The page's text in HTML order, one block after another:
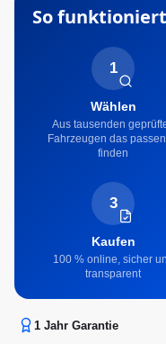
So
1
Wählen
Aus tausenden
Fahrzeugen das
finden
3
Kaufen
100 % online, sicher
transparent
1 Jahr Garantie